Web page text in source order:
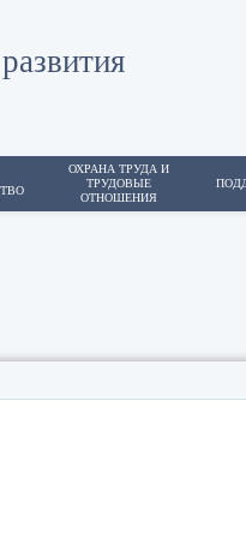
ОХРАНА ТРУДА И
ТРУДОВЫЕ
ОТНОШЕНИЯ